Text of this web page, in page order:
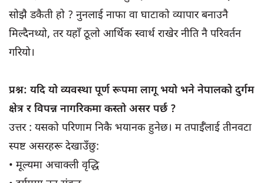
सोझै डकैती हो ? नुनलाई नाफा वा घाटाको व्यापार बनाउनै
मिल्दैनथ्यो, तर यहाँ ठूलो आर्थिक स्वार्थ राखेर नीति नै परिवर्तन
गरियो।
प्रश्न: यदि यो व्यवस्था पूर्ण रूपमा लागू भयो भने नेपालको दुर्गम
क्षेत्र र विपन्न नागरिकमा कस्तो असर पर्छ ?
उत्तर : यसको परिणाम निकै भयानक हुनेछ। म तपाईँलाई तीनवटा
स्पष्ट असरहरू देखाउँछु:
• मूल्यमा अचाक्ली वृद्धि